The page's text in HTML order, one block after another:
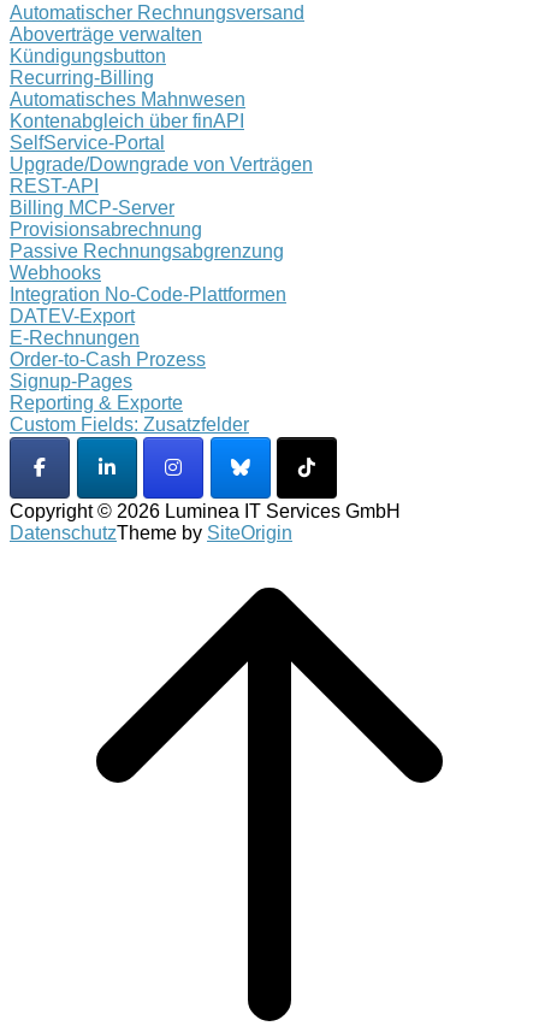
Automatischer Rechnungsversand
Aboverträge verwalten
Kündigungsbutton
Recurring-Billing
Automatisches Mahnwesen
Kontenabgleich über finAPI
SelfService-Portal
Upgrade/Downgrade von Verträgen
REST-API
Billing MCP-Server
Provisionsabrechnung
Passive Rechnungsabgrenzung
Webhooks
Integration No-Code-Plattformen
DATEV-Export
E-Rechnungen
Order-to-Cash Prozess
Signup-Pages
Reporting & Exporte
Custom Fields: Zusatzfelder
Copyright © 2026 Luminea IT Services GmbH
DatenschutzTheme by SiteOrigin